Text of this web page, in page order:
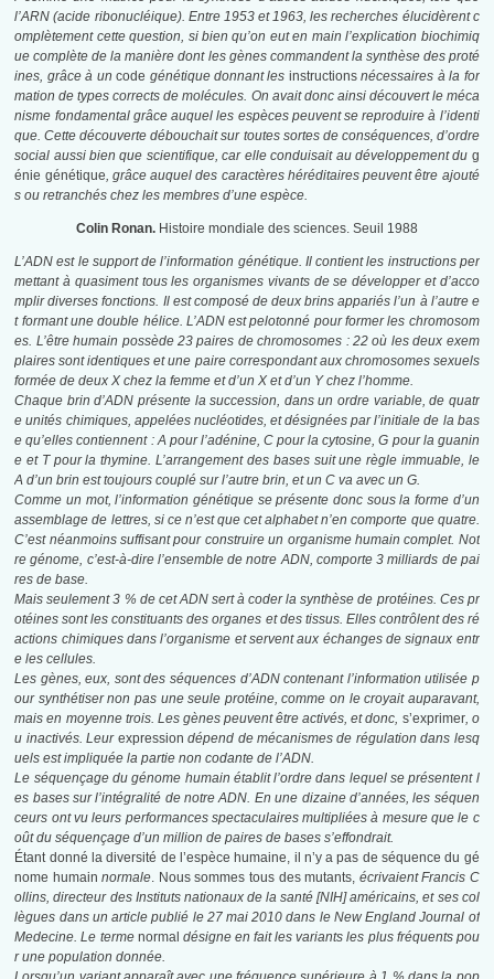
l’ARN (acide ribonucléique). Entre 1953 et 1963, les recherches élucidèrent c
omplètement cette question, si bien qu’on eut en main l’explication biochimiq
ue complète de la manière dont les gènes commandent la synthèse des proté
ines, grâce à uncode génétique donnant les instructionsnécessaires à la for
mation de types corrects de molécules. On avait donc ainsi découvert le méca
nisme fondamental grâce auquel les espèces peuvent se reproduire à l’identi
que. Cette découverte débouchait sur toutes sortes de conséquences, d’ordre
social aussi bien que scientifique, car elle conduisait au développement du g
énie génétique, grâce auquel des caractères héréditaires peuvent être ajouté
s ou retranchés chez les membres d’une espèce.
Colin Ronan. Histoire mondiale des sciences. Seuil 1988
L’ADN est le support de l’information génétique. Il contient les instructions per
mettant à quasiment tous les organismes vivants de se développer et d’acco
mplir diverses fonctions. Il est composé de deux brins appariés l’un à l’autre e
t formant une double hélice. L’ADN est pelotonné pour former les chromosom
es. L’être humain possède 23 paires de chromosomes : 22 où les deux exem
plaires sont identiques et une paire correspondant aux chromosomes sexuels
formée de deux X chez la femme et d’un X et d’un Y chez l’homme.
Chaque brin d’ADN présente la succession, dans un ordre variable, de quatr
e unités chimiques, appelées nucléotides, et désignées par l’initiale de la bas
e qu’elles contiennent : A pour l’adénine, C pour la cytosine, G pour la guanin
e et T pour la thymine. L’arrangement des bases suit une règle immuable, le
A d’un brin est toujours couplé sur l’autre brin, et un C va avec un G.
Comme un mot, l’information génétique se présente donc sous la forme d’un
assemblage de lettres, si ce n’est que cet alphabet n’en comporte que quatre.
C’est néanmoins suffisant pour construire un organisme humain complet. Not
re génome, c’est-à-dire l’ensemble de notre ADN, comporte 3 milliards de pai
res de base.
Mais seulement 3 % de cet ADN sert à coder la synthèse de protéines. Ces pr
otéines sont les constituants des organes et des tissus. Elles contrôlent des ré
actions chimiques dans l’organisme et servent aux échanges de signaux entr
e les cellules.
Les gènes, eux, sont des séquences d’ADN contenant l’information utilisée p
our synthétiser non pas une seule protéine, comme on le croyait auparavant,
mais en moyenne trois. Les gènes peuvent être activés, et donc, s’exprimer, o
u inactivés. Leur expression dépend de mécanismes de régulation dans lesq
uels est impliquée la partie non codante de l’ADN.
Le séquençage du génome humain établit l’ordre dans lequel se présentent l
es bases sur l’intégralité de notre ADN. En une dizaine d’années, les séquen
ceurs ont vu leurs performances spectaculaires multipliées à mesure que le c
oût du séquençage d’un million de paires de bases s’effondrait.
Étant donné la diversité de l’espèce humaine, il n’y a pas de séquence du gé
nome humainnormale. Nous sommes tous des mutants, écrivaient Francis C
ollins, directeur des Instituts nationaux de la santé [NIH] américains, et ses col
lègues dans un article publié le 27 mai 2010 dans le New England Journal of
Medecine. Le terme normal désigne en fait les variants les plus fréquents pou
r une population donnée.